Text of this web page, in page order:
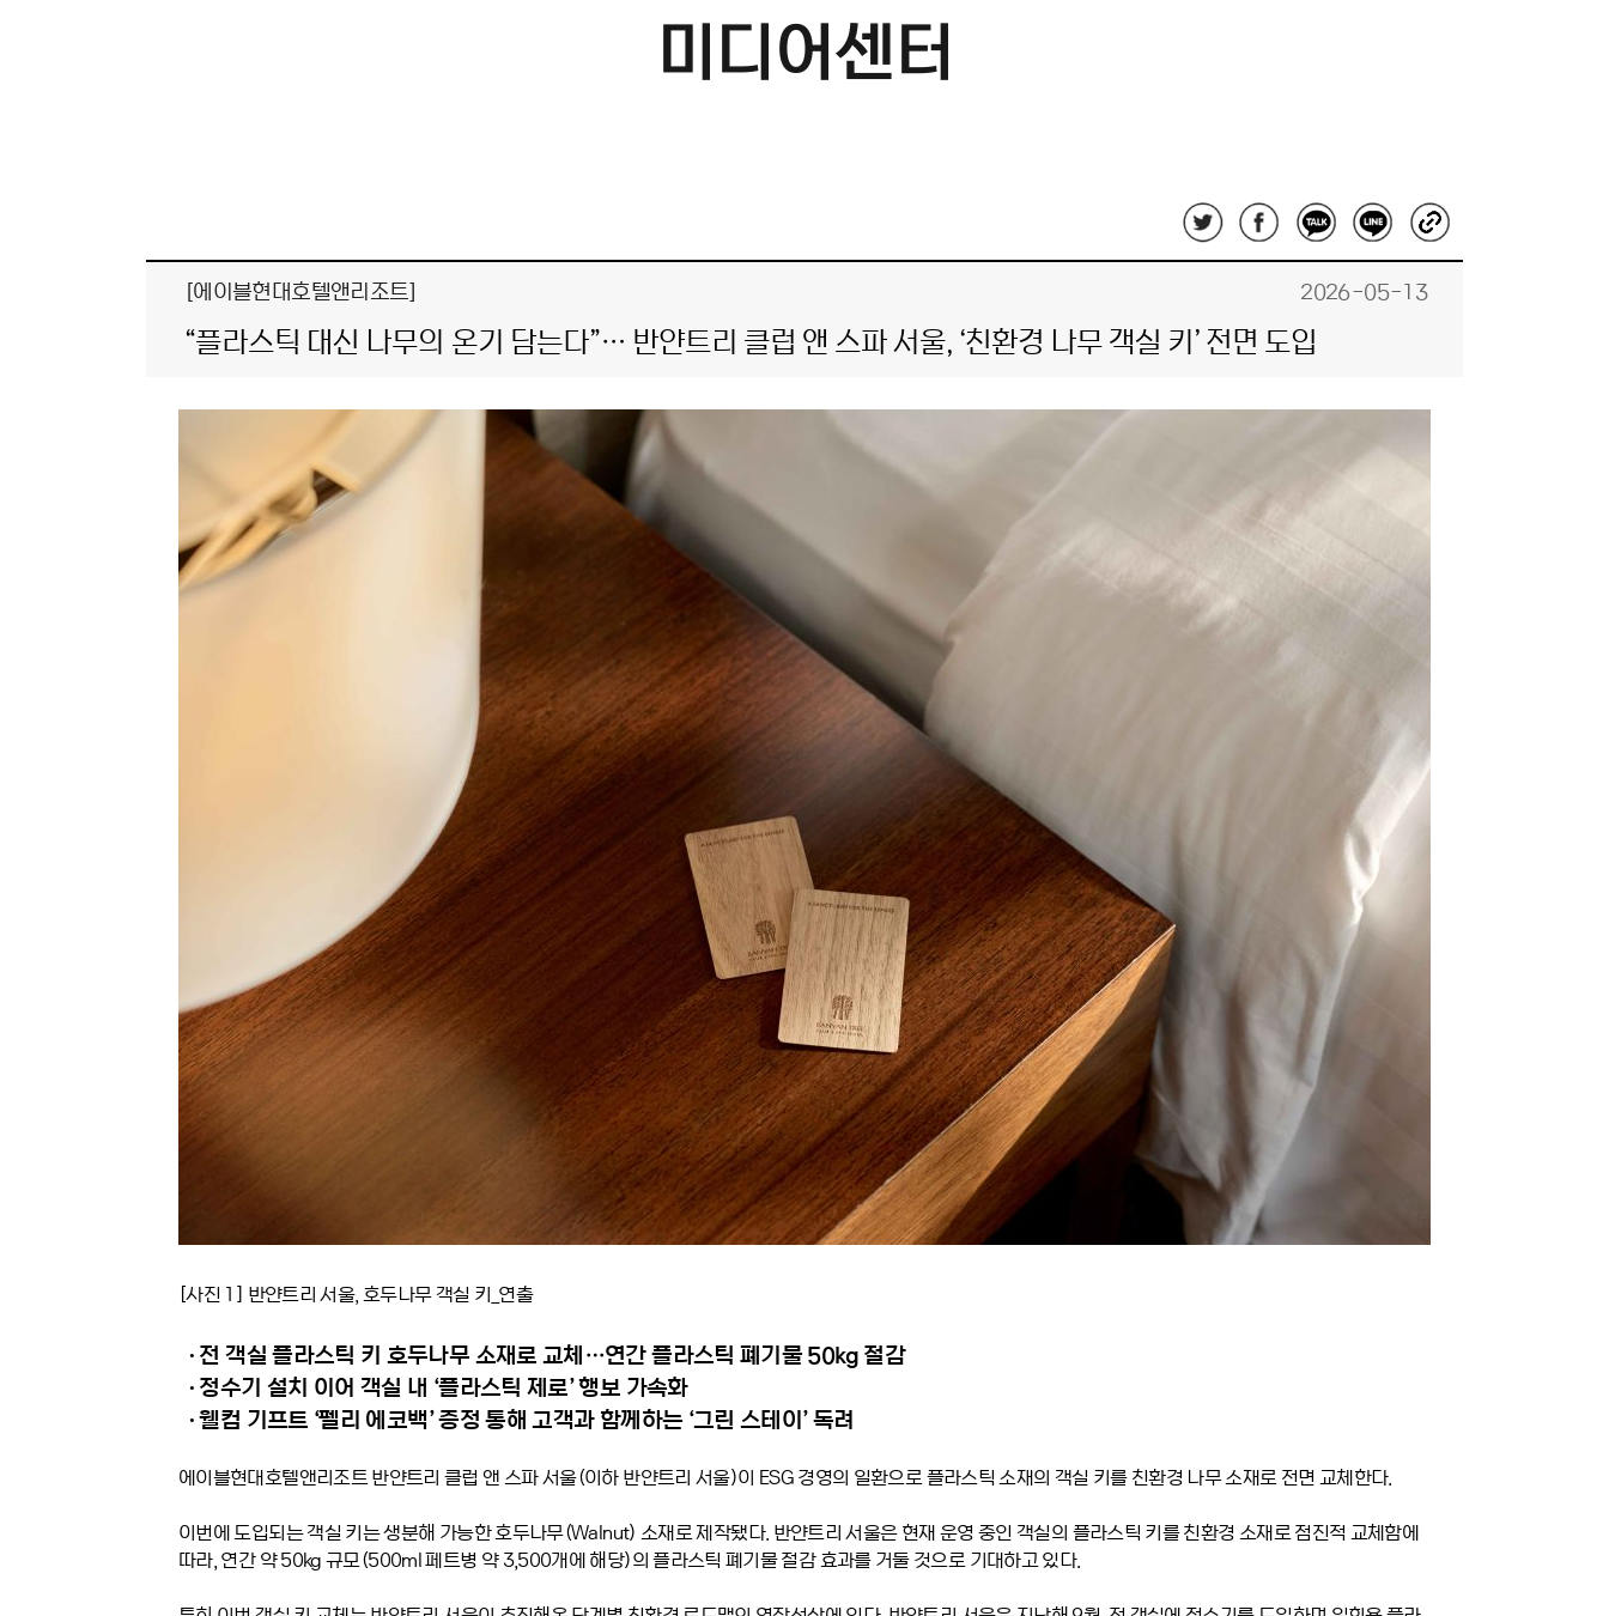
미디어센터
[에이블현대호텔앤리조트]
“플라스틱 대신 나무의 온기 담는다”… 반얀트리 클럽 앤 스파 서울, ‘친환경 나무 객실 키’ 전면 도입
2026-05-13
[사진 1] 반얀트리 서울, 호두나무 객실 키 연출
∙ 전 객실 플라스틱 키 호두나무 소재로 교체…연간 플라스틱 폐기물50kg 절감
∙ 정수기 설치 이어 객실 내 ‘플라스틱 제로’ 행보 가속화
∙웰컴 기프트 ‘펠리 에코백’ 증정 통해 고객과 함께하는‘그린 스테이’ 독려
에이블현대호텔앤리조트 반얀트리 클럽 앤 스파 서울(이하 반얀트리 서울)이 ESG경영의 일환으로 플라스틱 소재의 객실 키를 친환경 나무 소재로 전면 교체한다.
이번에 도입되는 객실 키는 생분해 가능한 호두나무(Walnut) 소재로 제작됐다. 반얀트리 서울은 현재 운영 중인 객실의 플라스틱 키를 친환경 소재로 점진적 교체함에
따라, 연간 약50kg규모(500ml페트병 약3,500개에 해당)의 플라스틱 폐기물 절감 효과를 거둘 것으로 기대하고 있다.